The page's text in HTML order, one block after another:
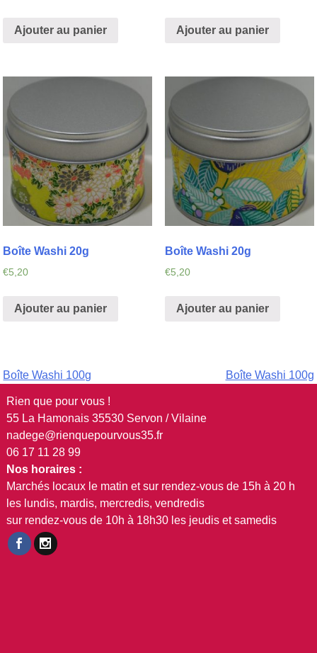
Ajouter au panier Ajouter au panier
Boîte Washi 20g
€5,20
Ajouter au panier
Boîte Washi 20g
€5,20
Ajouter au panier
Navigation
de
l’article
Boîte Washi 100g Boîte Washi 100g
Rien que pour vous !
55 La Hamonais 35530 Servon / Vilaine
nadege@rienquepourvous35.fr
06 17 11 28 99
Nos horaires :
Marchés locaux le matin et sur rendez-vous de 15h à 20 h
les lundis, mardis, mercredis, vendredis
sur rendez-vous de 10h à 18h30 les jeudis et samedis